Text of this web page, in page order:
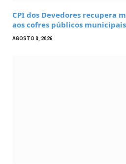
CPI dos Devedores recupera
aos cofres públicos municipais
AGOSTO 8, 2026